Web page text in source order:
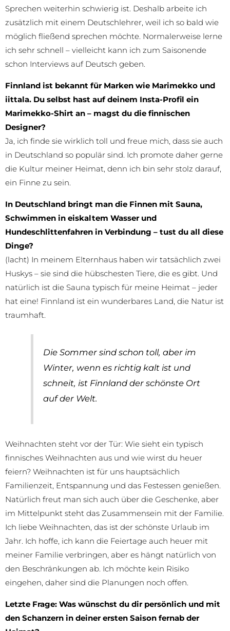
Sprechen weiterhin schwierig ist. Deshalb arbeite ich
zusätzlich mit einem Deutschlehrer, weil ich so bald wie
möglich fließend sprechen möchte. Normalerweise lerne
ich sehr schnell – vielleicht kann ich zum Saisonende
schon Interviews auf Deutsch geben.
Finnland ist bekannt für Marken wie Marimekko und
iittala. Du selbst hast auf deinem Insta-Profil ein
Marimekko-Shirt an – magst du die finnischen
Designer?
Ja, ich finde sie wirklich toll und freue mich, dass sie auch
in Deutschland so populär sind. Ich promote daher gerne
die Kultur meiner Heimat, denn ich bin sehr stolz darauf,
ein Finne zu sein.
In Deutschland bringt man die Finnen mit Sauna,
Schwimmen in eiskaltem Wasser und
Hundeschlittenfahren in Verbindung – tust du all diese
Dinge?
(lacht) In meinem Elternhaus haben wir tatsächlich zwei
Huskys – sie sind die hübschesten Tiere, die es gibt. Und
natürlich ist die Sauna typisch für meine Heimat – jeder
hat eine! Finnland ist ein wunderbares Land, die Natur ist
traumhaft.
Die Sommer sind schon toll, aber im
Winter, wenn es richtig kalt ist und
schneit, ist Finnland der schönste Ort
auf der Welt.
Weihnachten steht vor der Tür: Wie sieht ein typisch
finnisches Weihnachten aus und wie wirst du heuer
feiern? Weihnachten ist für uns hauptsächlich
Familienzeit, Entspannung und das Festessen genießen.
Natürlich freut man sich auch über die Geschenke, aber
im Mittelpunkt steht das Zusammensein mit der Familie.
Ich liebe Weihnachten, das ist der schönste Urlaub im
Jahr. Ich hoffe, ich kann die Feiertage auch heuer mit
meiner Familie verbringen, aber es hängt natürlich von
den Beschränkungen ab. Ich möchte kein Risiko
eingehen, daher sind die Planungen noch offen.
Letzte Frage: Was wünschst du dir persönlich und mit
den Schanzern in deiner ersten Saison fernab der